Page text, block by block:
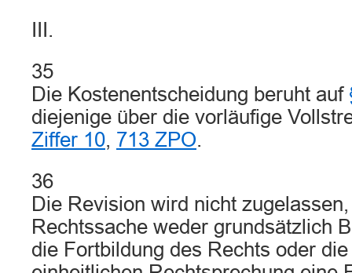
III.
35
Die Kostenentscheidung beruht auf
diejenige über die vorläufige
Ziffer 10, 713 ZPO.
36
Die Revision wird nicht
Rechtssache weder grundsätzlich
die Fortbildung des Rechts oder